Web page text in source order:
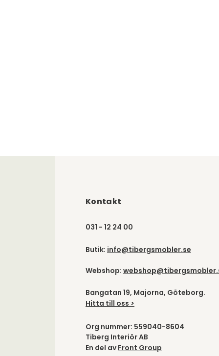
Kontakt
031 - 12 24 00
Butik: info@tibergsmobler.se
Webshop:
Bangatan 19, Majorna, Göteborg.
Hitta till oss >
Org nummer: 559040-8604
Tiberg Interiör AB
En del av Front Group